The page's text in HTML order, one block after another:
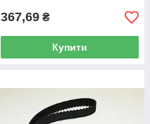
367,69 ₴
Купити